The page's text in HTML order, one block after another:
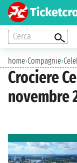
Cerca
home›Compagnie›
Crociere
novembre